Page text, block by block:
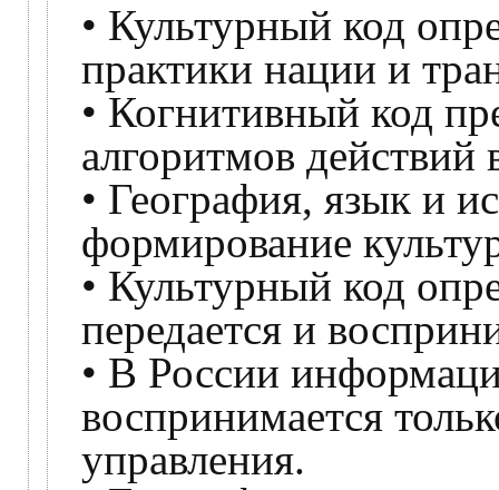
• Культурный код
практики нации и
• Когнитивный код
алгоритмов действий
• География, язык и
формирование
• Культурный код
передается и
• В России
воспринимается
управления.